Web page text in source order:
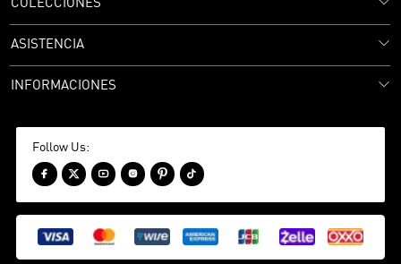
COLECCIONES
ASISTENCIA
INFORMACIONES
Follow Us:
     